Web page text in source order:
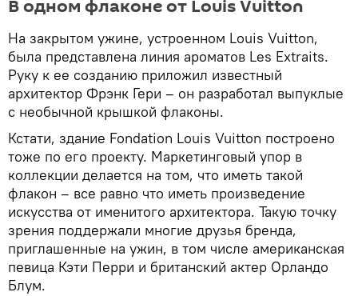
В одном флаконе от Louis Vuitton
На закрытом ужине, устроенном Louis Vuitton,
была представлена линия ароматов Les Extraits.
Руку к ее созданию приложил известный
архитектор Фрэнк Гери – он разработал выпуклые
с необычной крышкой флаконы.
Кстати, здание Fondation Louis Vuitton построено
тоже по его проекту. Маркетинговый упор в
коллекции делается на том, что иметь такой
флакон – все равно что иметь произведение
искусства от именитого архитектора. Такую точку
зрения поддержали многие друзья бренда,
приглашенные на ужин, в том числе американская
певица Кэти Перри и британский актер Орландо
Блум.